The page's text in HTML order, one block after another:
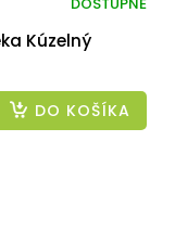
Kúzelný
DO KOŠÍKA